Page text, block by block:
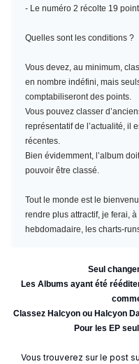
- Le numéro 2 récolte 19
Quelles sont les conditions ?
Vous devez, au minimum,
en nombre indéfini, mais
comptabiliseront des points.
Vous pouvez classer
représentatif de l’actualité, il
récentes.
Bien évidemment, l’album
pouvoir être classé.
Tout le monde est le
rendre plus attractif, je ferai,
hebdomadaire, les charts-
Seul
Les Albums ayant été
Classez Halcyon ou Halcyon
Pour les EP
Vous trouverez sur le post